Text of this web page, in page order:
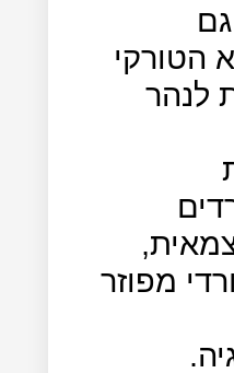
הטורקי
לנהר
מפוזר